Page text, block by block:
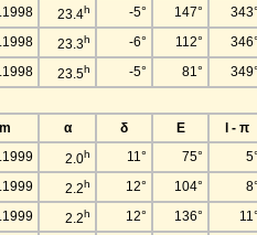
23.4h -5° 147°
23.3h -6° 112°
23.5h -5° 81°
α δ E
l - π
2.0h 11° 75°
2.2h 12° 104°
2.2h 12° 136°